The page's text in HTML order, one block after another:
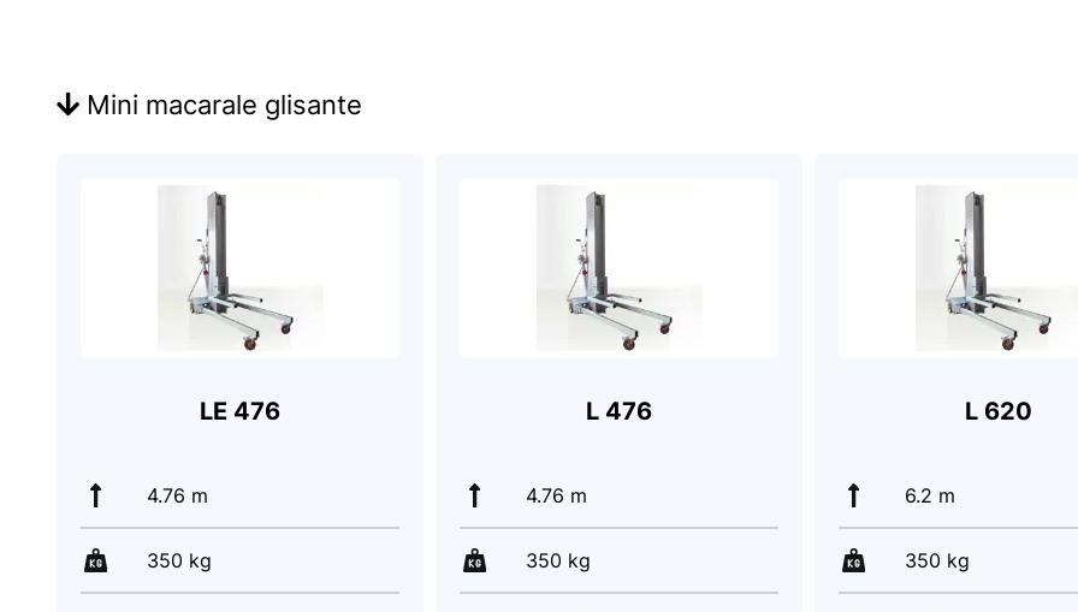
Mini macarale glisante
LE 476
4.76 m
350 kg
L 476
4.76 m
350 kg
L 620
6.2 m
350 kg